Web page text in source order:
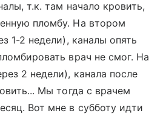
т.к. там начало кровить,
пломбу. На втором
1-2 недели), каналы опять
врач не смог. На
2 недели), канала после
Мы тогда с врачем
Вот мне в субботу идти